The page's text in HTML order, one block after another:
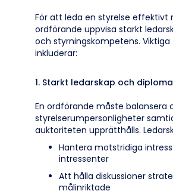
För att leda en styrelse effektivt
ordförande uppvisa starkt
och styrningskompetens. Viktiga
inkluderar:
1. Starkt ledarskap och
En ordförande måste balansera
styrelserumpersonligheter
auktoriteten upprätthålls.
Hantera motstridiga
intressenter
Att hålla diskussioner
målinriktade